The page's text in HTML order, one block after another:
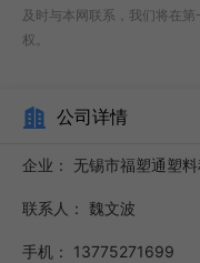
接近玻璃的透明度，常
如，一些太阳镜镜片采
倍，是亚克力板材的20
如头盔、防弹玻璃等。
及时与本网联系，我们将在
权。
公司详情
企业： 无锡市福塑通塑
联系人： 魏文波
手机： 13775271699